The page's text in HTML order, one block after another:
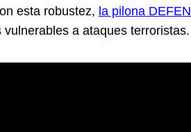
esta robustez, la pilona
a ataques terroristas.